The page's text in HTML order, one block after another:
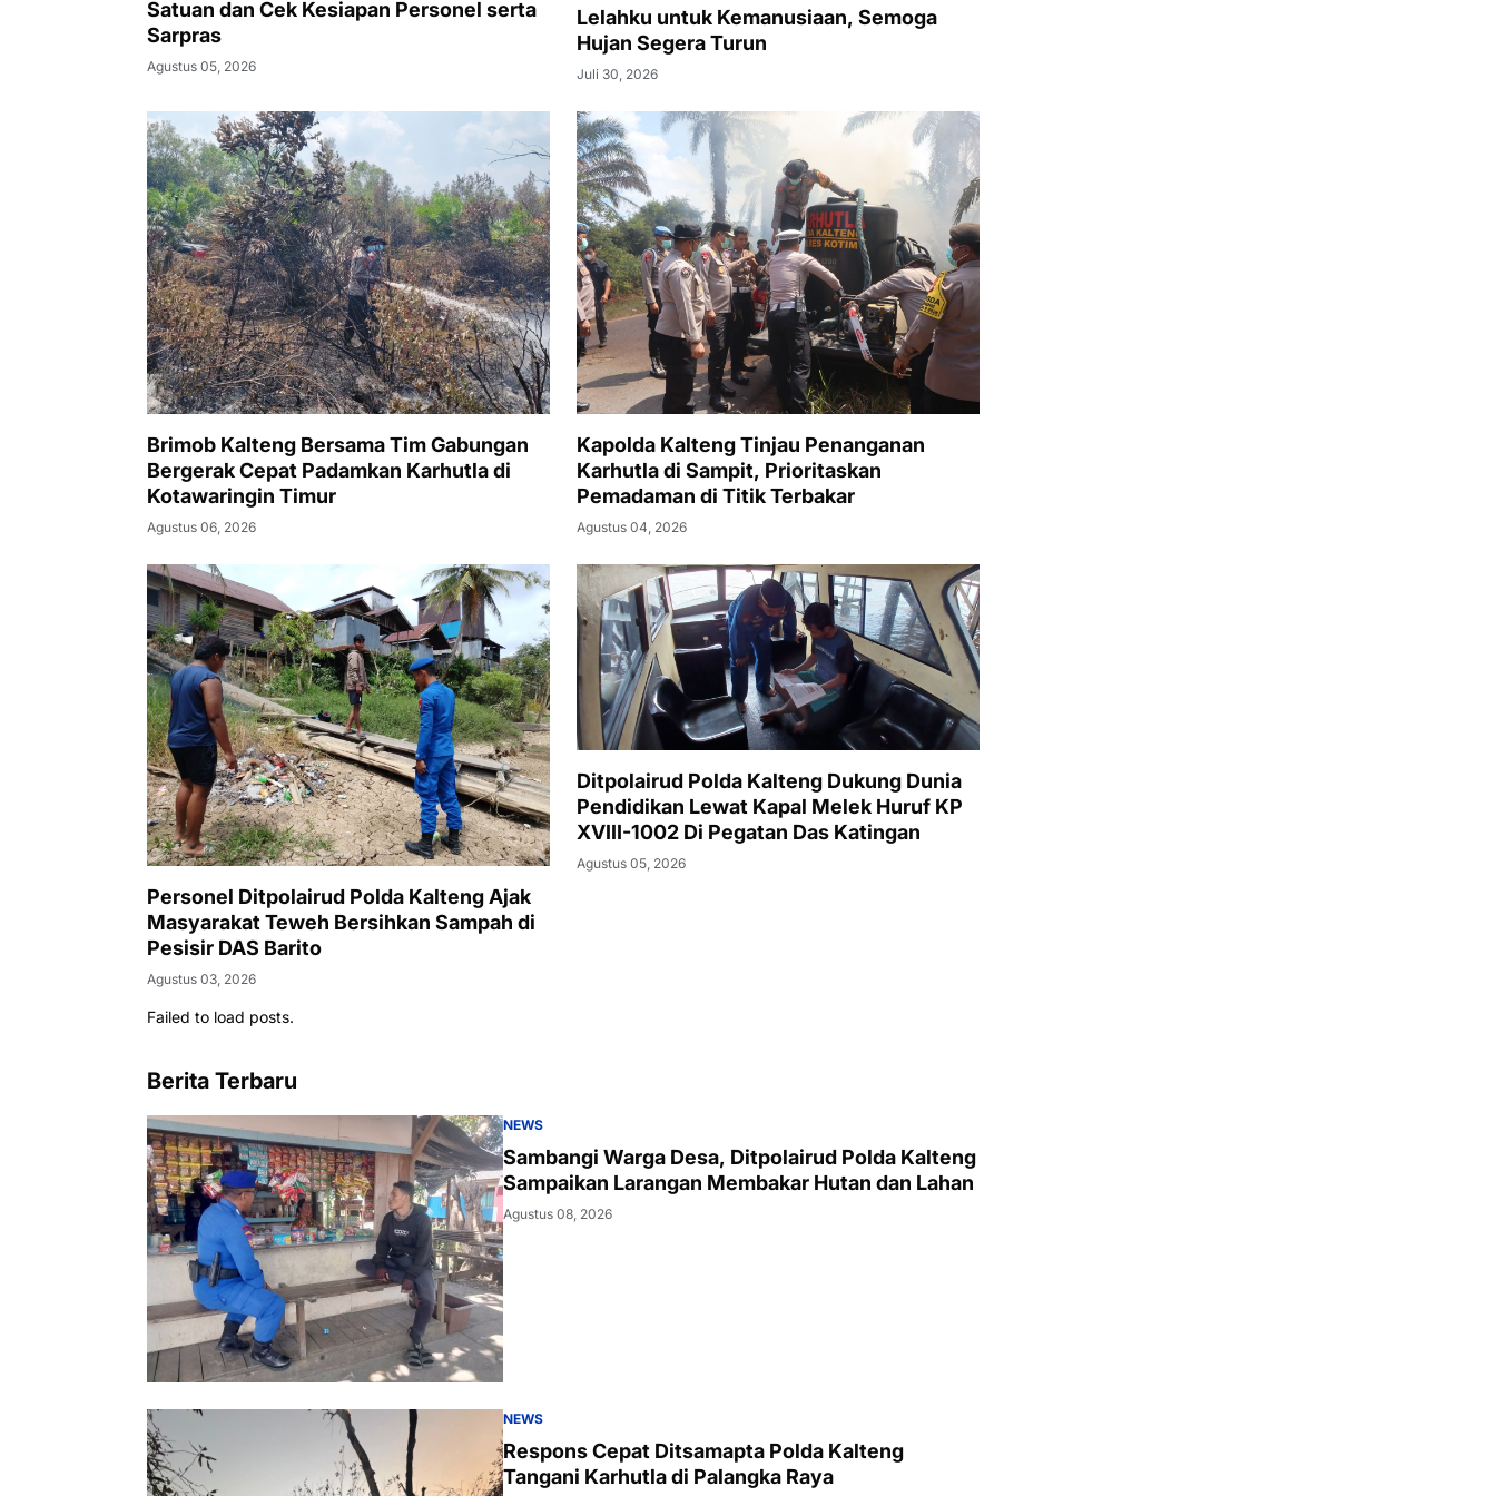
Satuan dan Cek Kesiapan Personel serta
Sarpras
Agustus 05, 2026
Lelahku untuk Kemanusiaan, Semoga
Hujan Segera Turun
Juli 30, 2026
Brimob Kalteng Bersama Tim Gabungan
Bergerak Cepat Padamkan Karhutla di
Kotawaringin Timur
Agustus 06, 2026
Kapolda Kalteng Tinjau Penanganan
Karhutla di Sampit, Prioritaskan
Pemadaman di Titik Terbakar
Agustus 04, 2026
Personel Ditpolairud Polda Kalteng Ajak
Masyarakat Teweh Bersihkan Sampah di
Pesisir DAS Barito
Agustus 03, 2026
Ditpolairud Polda Kalteng Dukung Dunia
Pendidikan Lewat Kapal Melek Huruf KP
XVIII-1002 Di Pegatan Das Katingan
Agustus 05, 2026
Failed to load posts.
Berita Terbaru
NEWS
Sambangi Warga Desa, Ditpolairud Polda Kalteng
Sampaikan Larangan Membakar Hutan dan Lahan
Agustus 08, 2026
NEWS
Respons Cepat Ditsamapta Polda Kalteng
Tangani Karhutla di Palangka Raya